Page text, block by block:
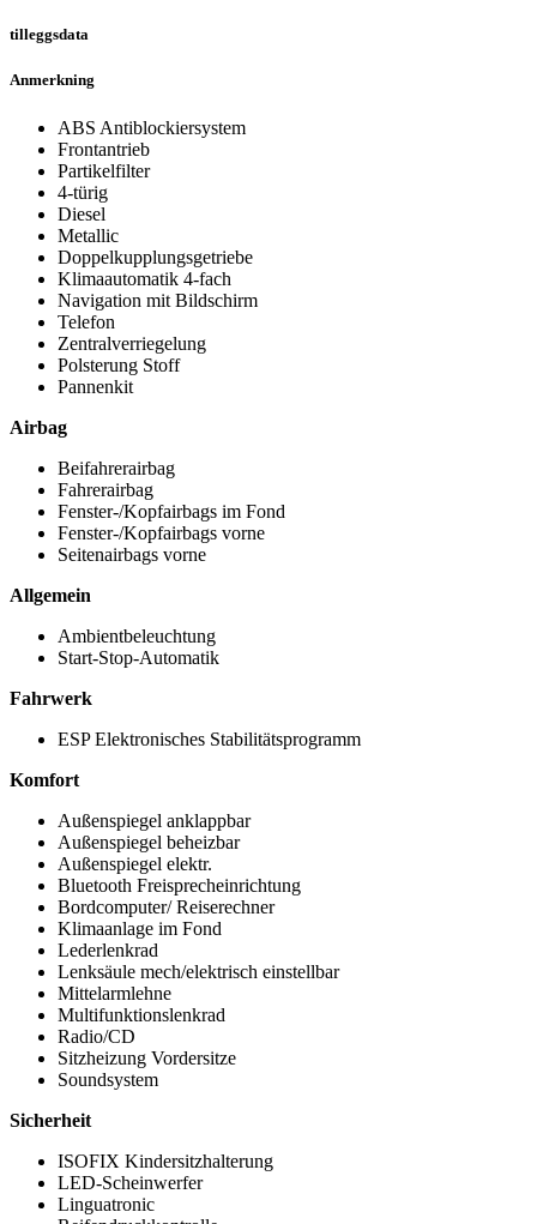
tilleggsdata
Anmerkning
ABS Antiblockiersystem
Frontantrieb
Partikelfilter
4-türig
Diesel
Metallic
Doppelkupplungsgetriebe
Klimaautomatik 4-fach
Navigation mit Bildschirm
Telefon
Zentralverriegelung
Polsterung Stoff
Pannenkit
Airbag
Beifahrerairbag
Fahrerairbag
Fenster-/Kopfairbags im Fond
Fenster-/Kopfairbags vorne
Seitenairbags vorne
Allgemein
Ambientbeleuchtung
Start-Stop-Automatik
Fahrwerk
ESP Elektronisches Stabilitätsprogramm
Komfort
Außenspiegel anklappbar
Außenspiegel beheizbar
Außenspiegel elektr.
Bluetooth Freisprecheinrichtung
Bordcomputer/ Reiserechner
Klimaanlage im Fond
Lederlenkrad
Lenksäule mech/elektrisch einstellbar
Mittelarmlehne
Multifunktionslenkrad
Radio/CD
Sitzheizung Vordersitze
Soundsystem
Sicherheit
ISOFIX Kindersitzhalterung
LED-Scheinwerfer
Linguatronic